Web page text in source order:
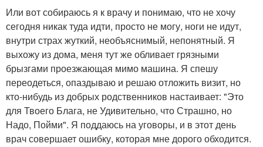
Или вот собираюсь я к врачу и понимаю, что не хочу
сегодня никак туда идти, просто не могу, ноги не идут,
внутри страх жуткий, необъяснимый, непонятный. Я
выхожу из дома, меня тут же обливает грязными
брызгами проезжающая мимо машина. Я спешу
переодеться, опаздываю и решаю отложить визит, но
кто-нибудь из добрых родственников настаивает: "Это
для Твоего Блага, не Удивительно, что Страшно, но
Надо, Пойми". Я поддаюсь на уговоры, и в этот день
врач совершает ошибку, которая мне дорого обходится.